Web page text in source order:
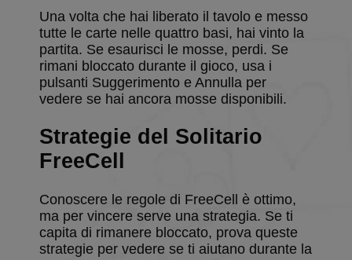
Una volta che hai liberato il tavolo e messo
tutte le carte nelle quattro basi, hai vinto la
partita. Se esaurisci le mosse, perdi. Se
rimani bloccato durante il gioco, usa i
pulsanti Suggerimento e Annulla per
vedere se hai ancora mosse disponibili.
Strategie del Solitario
FreeCell
Conoscere le regole di FreeCell è ottimo,
ma per vincere serve una strategia. Se ti
capita di rimanere bloccato, prova queste
strategie per vedere se ti aiutano durante la
Nome
Fornitore /
Dominio
Scadenza
BlissCo .solitalian.it 5 anni
.solitalian.it 5 anni
statistics,